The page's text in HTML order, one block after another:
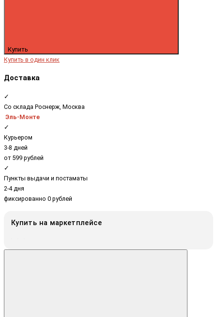
Купить
Купить в один клик
Доставка
✓
Со склада Роснерж, Москва
Эль-Монте
✓
Курьером
3-8 дней
от 599 рублей
✓
Пункты выдачи и постаматы
2-4 дня
фиксированно 0 рублей
Купить на маркетплейсе